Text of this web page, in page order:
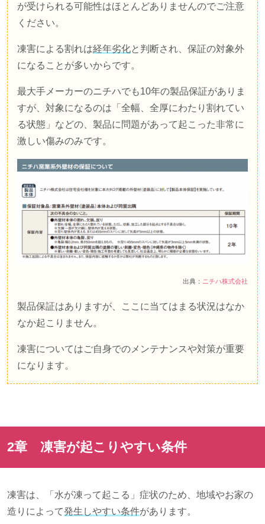
が受けられる可能性はほとんどありませんのでご注意
ください。
凍害による割れは経年劣化と判断され、保証の対象外
になることが多いからです。
最大手メーカーのニチハでも10年の製品保証がありま
すが、対象になるのは「全幅、全厚にわたり割れてい
る状態」などの、製品に問題があって起こった非常に
激しい傷みのみです。
出典： ニチハ株式会社
製品保証はありますが、ここに当てはまる状況はなか
なか起こりません。
凍害についてはご自身でのメンテナンスや対策が重要
になります。
2章 凍害が起こりやすい条件
凍害は、「水が凍って起こる」症状のため、地域やお家の
造りによって発生しやすい条件があります。